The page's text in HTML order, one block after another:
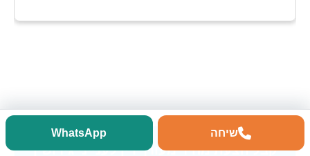
קבל הצעת מחיר מעורך דין לענייני גירושין
שיחה WhatsApp